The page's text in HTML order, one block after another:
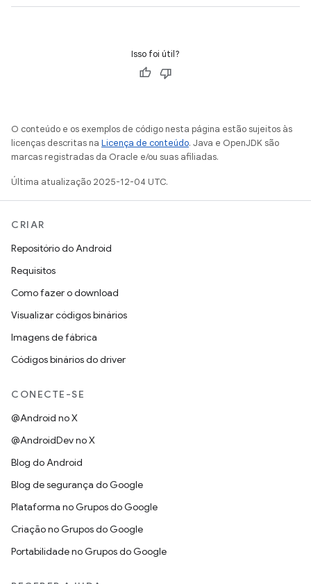
Isso foi útil?
O conteúdo e os exemplos de código nesta página estão sujeitos às
licenças descritas na Licença de conteúdo. Java e OpenJDK são
marcas registradas da Oracle e/ou suas afiliadas.
Última atualização 2025-12-04 UTC.
CRIAR
Repositório do Android
Requisitos
Como fazer o download
Visualizar códigos binários
Imagens de fábrica
Códigos binários do driver
CONECTE-SE
@Android no X
@AndroidDev no X
Blog do Android
Blog de segurança do Google
Plataforma no Grupos do Google
Criação no Grupos do Google
Portabilidade no Grupos do Google